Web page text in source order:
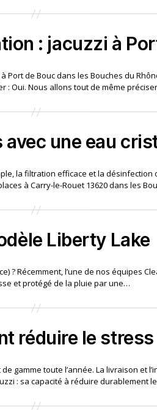
: jacuzzi à
de Bouc dans les Bouches du
: Oui. Nous allons tout de même
une eau
la filtration efficace et la
à Carry-le-Rouet 13620 dans les
Liberty Lake
Récemment, l’une de nos équipes
et protégé de la pluie par une…
réduire le stress
toute l’année. La livraison et
: sa capacité à réduire durablement